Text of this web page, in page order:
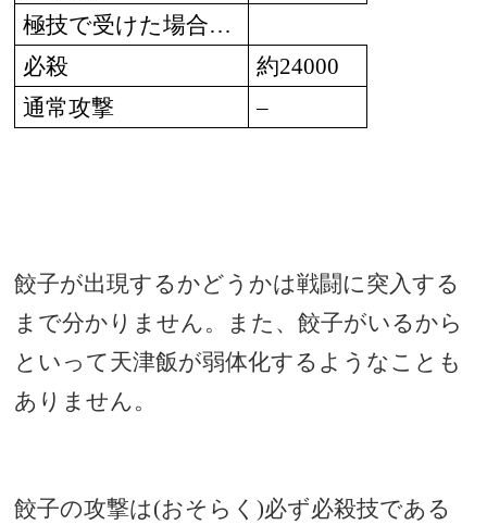
極技で受けた場合…
必殺 約24000
通常攻撃 –
餃子が出現するかどうかは戦闘に突入する
まで分かりません。また、餃子がいるから
といって天津飯が弱体化するようなことも
ありません。
餃子の攻撃は(おそらく)必ず必殺技である